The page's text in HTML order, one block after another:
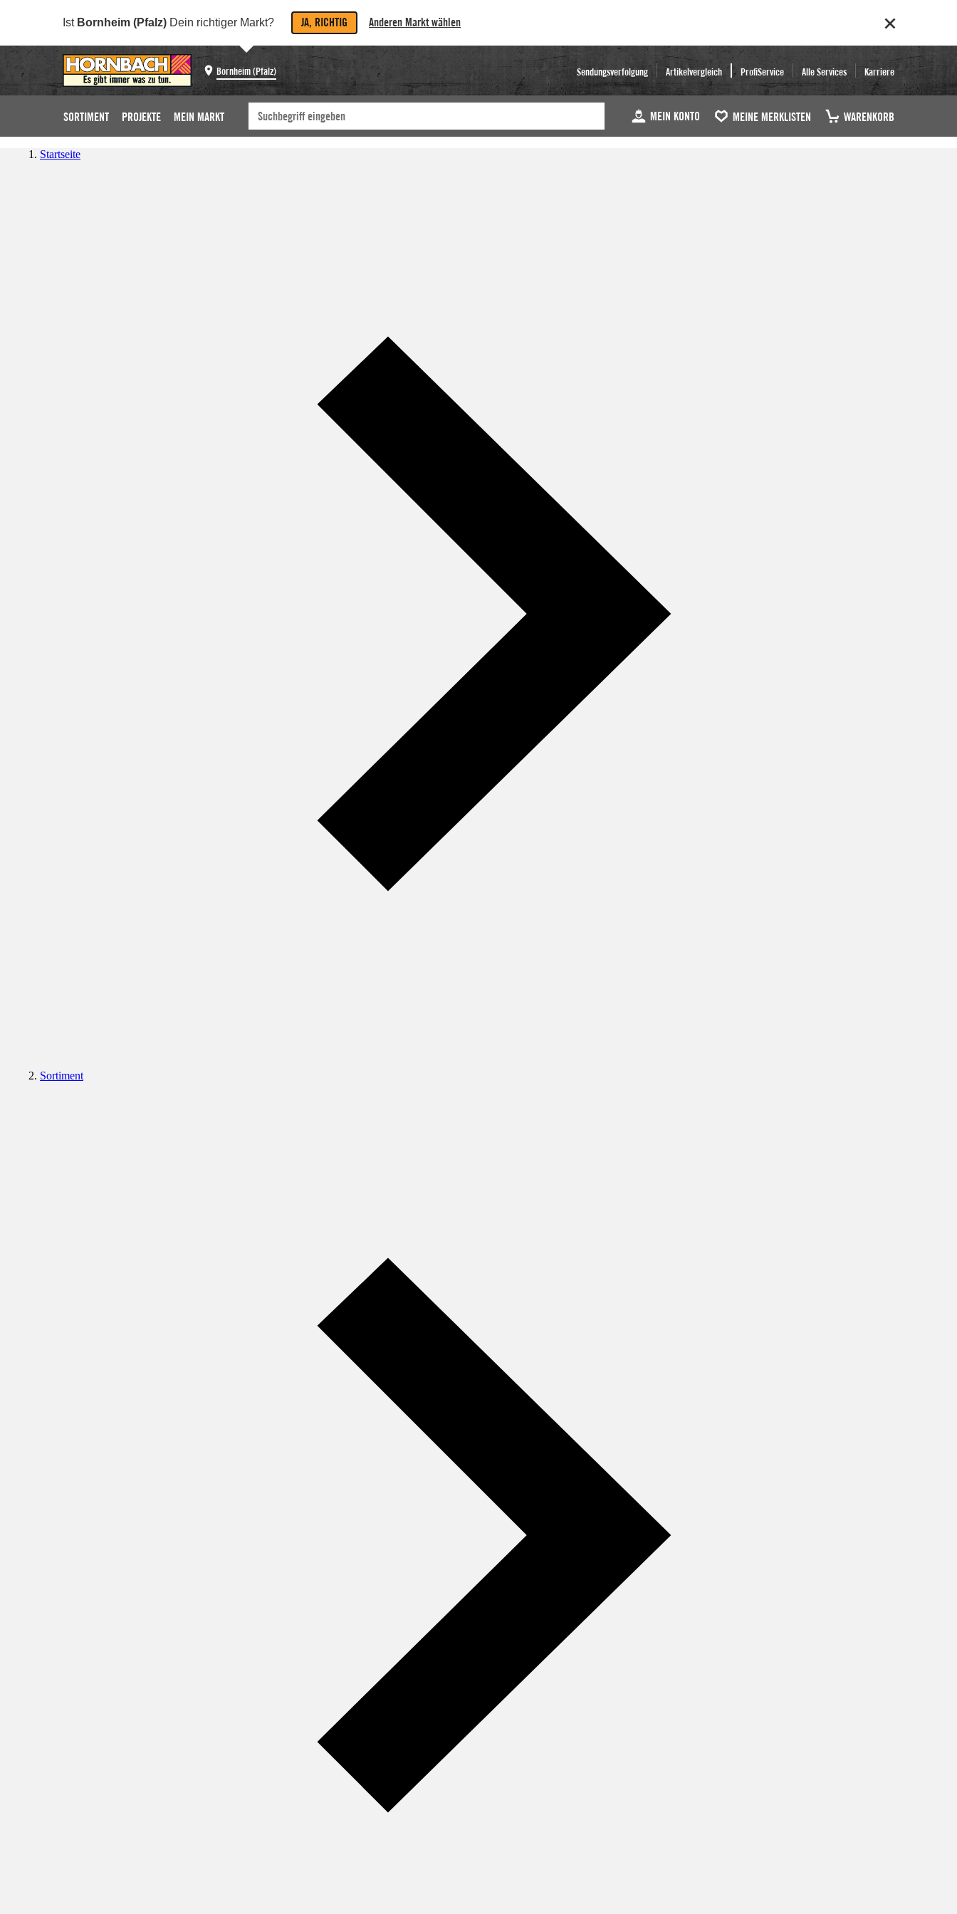
Ist Bornheim (Pfalz) Dein richtiger Markt? JA, RICHTIG Anderen Markt wählen
Bornheim (Pfalz) Sendungsverfolgung Artikelvergleich ProfiService Alle Services Karriere
SORTIMENT PROJEKTE MEIN MARKT MEIN KONTO MEINE MERKLISTEN WARENKORB
Startseite
Sortiment